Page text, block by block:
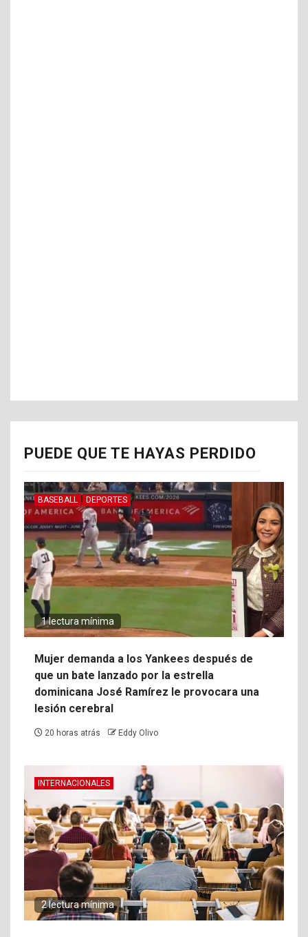
PUEDE QUE TE HAYAS PERDIDO
BASEBALL DEPORTES
1 lectura mínima
Mujer demanda a los Yankees después de
que un bate lanzado por la estrella
dominicana José Ramírez le provocara una
lesión cerebral
20 horas atrás Eddy Olivo
INTERNACIONALES
2 lectura mínima